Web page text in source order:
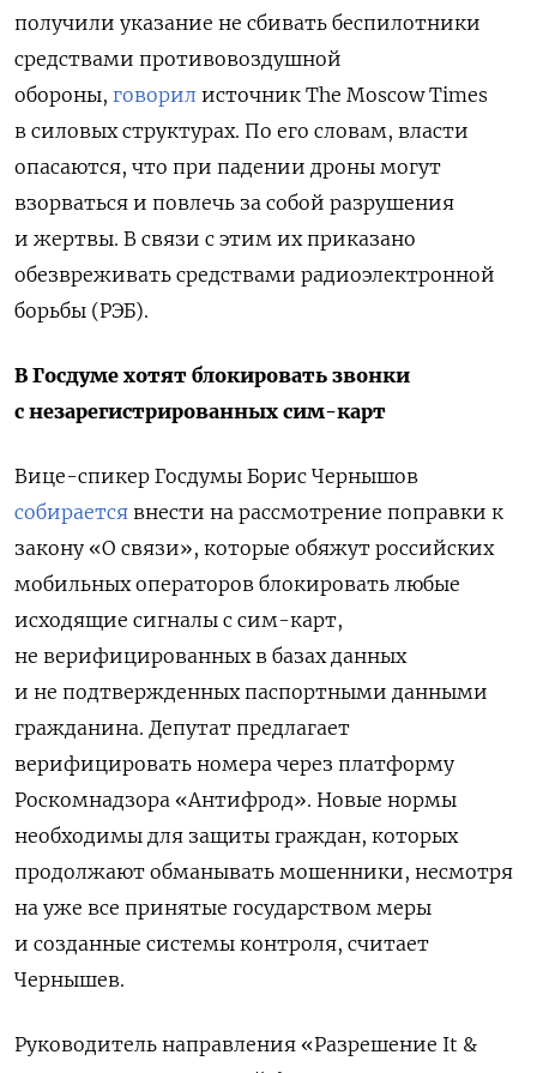
получили указание не сбивать беспилотники
средствами противовоздушной
обороны, говорил источник The Moscow Times
в силовых структурах. По его словам, власти
опасаются, что при падении дроны могут
взорваться и повлечь за собой разрушения
и жертвы. В связи с этим их приказано
обезвреживать средствами радиоэлектронной
борьбы (РЭБ).
В Госдуме хотят блокировать звонки
с незарегистрированных сим-карт
Вице-спикер Госдумы Борис Чернышов
собирается внести на рассмотрение поправки к
закону «О связи», которые обяжут российских
мобильных операторов блокировать любые
исходящие сигналы с сим-карт,
не верифицированных в базах данных
и не подтвержденных паспортными данными
гражданина. Депутат предлагает
верифицировать номера через платформу
Роскомнадзора «Антифрод». Новые нормы
необходимы для защиты граждан, которых
продолжают обманывать мошенники, несмотря
на уже все принятые государством меры
и созданные системы контроля, считает
Чернышев.
Руководитель направления «Разрешение It &